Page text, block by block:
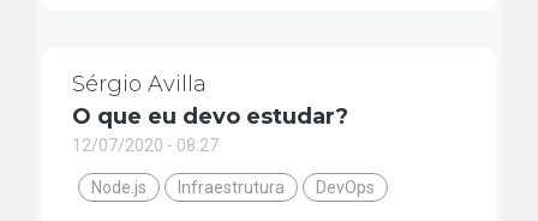
Sérgio Avilla
O que eu devo estudar?
12/07/2020 - 08:27
Node.js Infraestrutura DevOps